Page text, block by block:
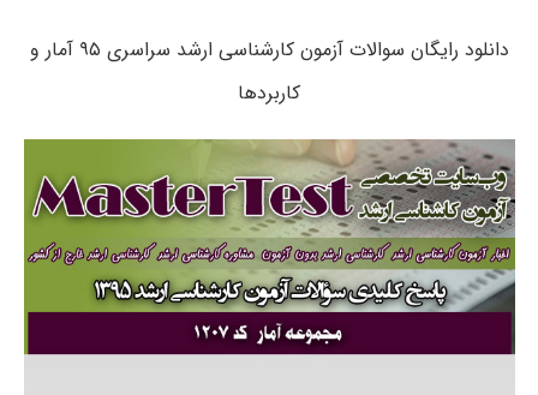
دانلود رایگان سوالات آزمون کارشناسی ارشد سراسری ۹۵ آمار و
کاربردها